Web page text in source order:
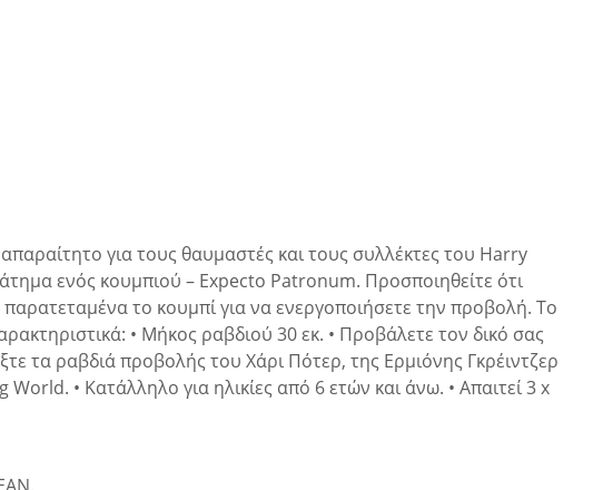
για τους θαυμαστές και τους συλλέκτες του Harry
ενός κουμπιού – Expecto Patronum. Προσποιηθείτε ότι
το κουμπί για να ενεργοποιήσετε την προβολή. Το
• Μήκος ραβδιού 30 εκ. • Προβάλετε τον δικό σας
τα ραβδιά προβολής του Χάρι Πότερ, της Ερμιόνης Γκρέιντζερ
• Κατάλληλο για ηλικίες από 6 ετών και άνω. • Απαιτεί 3 x